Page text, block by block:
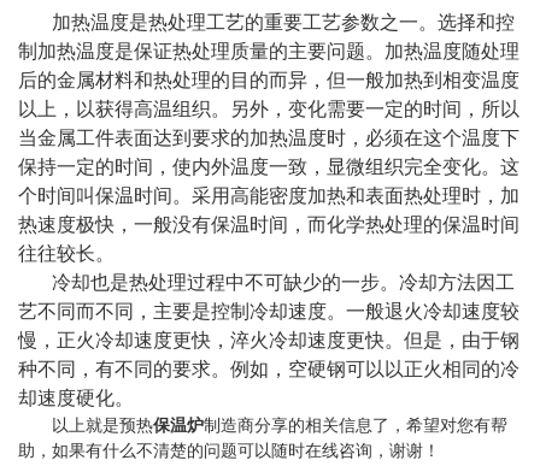
加热温度是热处理工艺的重要工艺参数之一。选择和控
制加热温度是保证热处理质量的主要问题。加热温度随处理
后的金属材料和热处理的目的而异，但一般加热到相变温度
以上，以获得高温组织。另外，变化需要一定的时间，所以
当金属工件表面达到要求的加热温度时，必须在这个温度下
保持一定的时间，使内外温度一致，显微组织完全变化。这
个时间叫保温时间。采用高能密度加热和表面热处理时，加
热速度极快，一般没有保温时间，而化学热处理的保温时间
往往较长。
冷却也是热处理过程中不可缺少的一步。冷却方法因工
艺不同而不同，主要是控制冷却速度。一般退火冷却速度较
慢，正火冷却速度更快，淬火冷却速度更快。但是，由于钢
种不同，有不同的要求。例如，空硬钢可以以正火相同的冷
却速度硬化。
以上就是预热保温炉制造商分享的相关信息了，希望对您有帮
助，如果有什么不清楚的问题可以随时在线咨询，谢谢！